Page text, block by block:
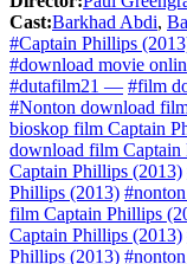
Cast:Barkhad Abdi,
#Captain Phillips
#download movie
#dutafilm21 — #film
#Nonton download
bioskop film Captain
download film Captain
Captain Phillips (2013)
Phillips (2013)
film Captain Phillips
Captain Phillips (2013)
Phillips (2013)